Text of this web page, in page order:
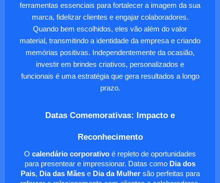
ferramentas essenciais para fortalecer a imagem da sua
marca, fidelizar clientes e engajar colaboradores.
Quando bem escolhidos, eles vão além do valor
material, transmitindo a identidade da empresa e criando
memórias positivas. Independentemente da ocasião,
investir em brindes criativos, personalizados e
funcionais é uma estratégia que gera resultados a longo
prazo.
Datas Comemorativas: Impacto e
Reconhecimento
O calendário corporativo é repleto de oportunidades
para presentear e impressionar. Datas como Dia dos
Pais, Dia das Mãese Dia da Mulhersão perfeitas para